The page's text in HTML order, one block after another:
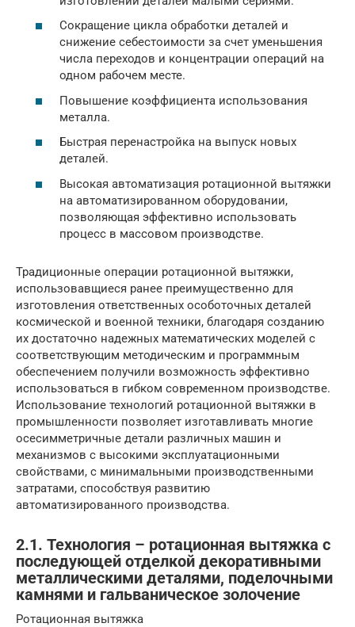
Сокращение цикла обработки деталей и
снижение себестоимости за счет уменьшения
числа переходов и концентрации операций на
одном рабочем месте.
Повышение коэффициента использования
металла.
Быстрая перенастройка на выпуск новых
деталей.
Высокая автоматизация ротационной вытяжки
на автоматизированном оборудовании,
позволяющая эффективно использовать
процесс в массовом производстве.
Традиционные операции ротационной вытяжки,
использовавщиеся ранее преимущественно для
изготовления ответственных особоточных деталей
космической и военной техники, благодаря созданию
их достаточно надежных математических моделей с
соответствующим методическим и программным
обеспечением получили возможность эффективно
использоваться в гибком современном производстве.
Использование технологий ротационной вытяжки в
промышленности позволяет изготавливать многие
осесимметричные детали различных машин и
механизмов с высокими эксплуатационными
свойствами, с минимальными производственными
затратами, способствуя развитию
автоматизированного производства.
2.1. Технология – ротационная вытяжка с
последующей отделкой декоративными
металлическими деталями, поделочными
камнями и гальваническое золочение
Ротационная вытяжка